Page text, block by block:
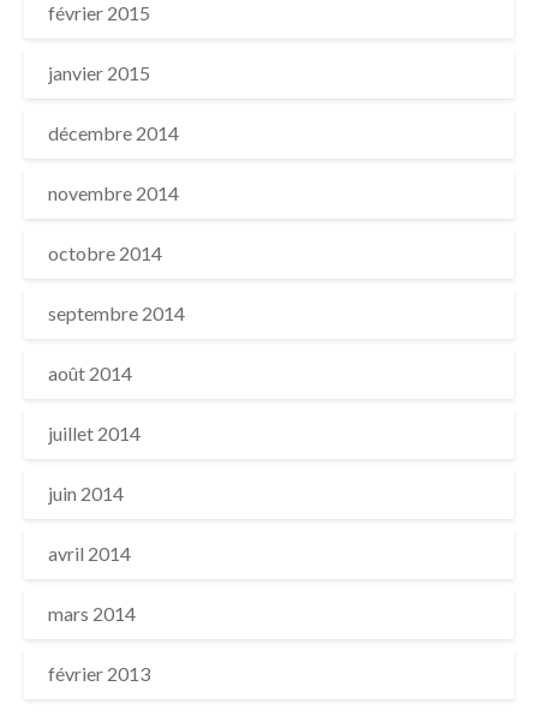
février 2015
janvier 2015
décembre 2014
novembre 2014
octobre 2014
septembre 2014
août 2014
juillet 2014
juin 2014
avril 2014
mars 2014
février 2013